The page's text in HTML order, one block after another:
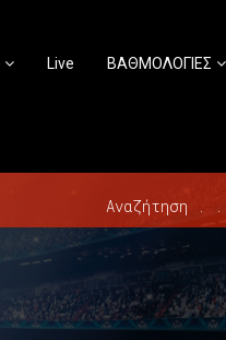
Live ΒΑΘΜΟΛΟΓΙΕΣ